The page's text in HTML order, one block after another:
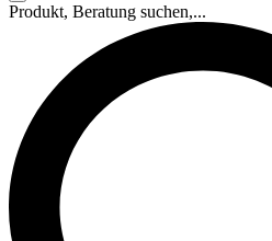
Produkt, Beratung suchen,...